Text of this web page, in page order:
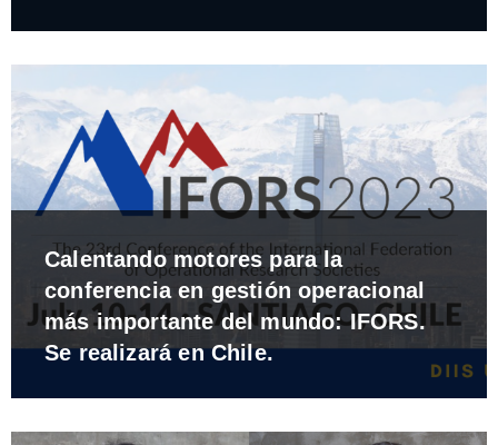
Calentando motores para la
conferencia en gestión operacional
más importante del mundo: IFORS.
Se realizará en Chile.